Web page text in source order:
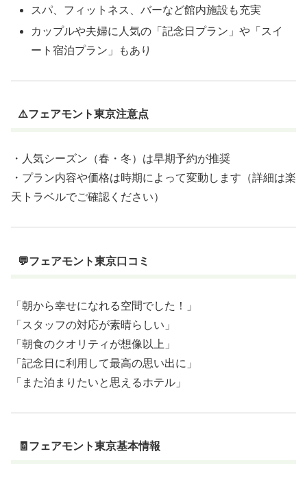
スパ、フィットネス、バーなど館内施設も充実
カップルや夫婦に人気の「記念日プラン」や「スイ
ート宿泊プラン」もあり
⚠️フェアモント東京注意点
・人気シーズン（春・冬）は早期予約が推奨
・プラン内容や価格は時期によって変動します（詳細は楽
天トラベルでご確認ください）
💬フェアモント東京口コミ
「朝から幸せになれる空間でした！」
「スタッフの対応が素晴らしい」
「朝食のクオリティが想像以上」
「記念日に利用して最高の思い出に」
「また泊まりたいと思えるホテル」
🧾フェアモント東京基本情報